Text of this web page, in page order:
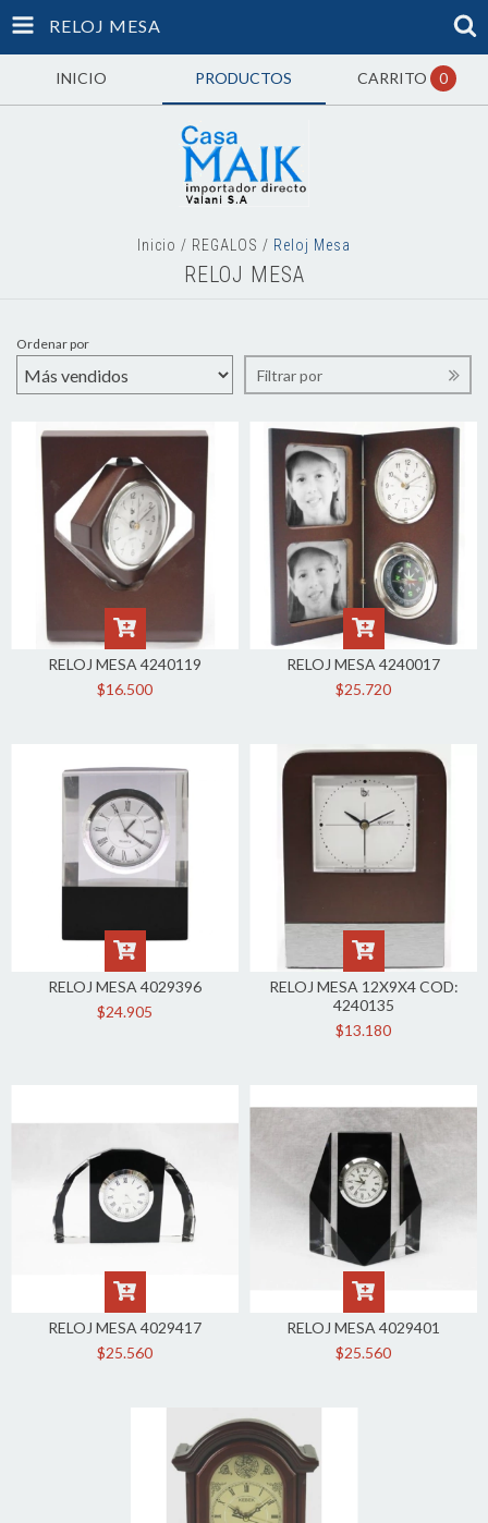
RELOJ MESA
INICIO PRODUCTOS CARRITO 0
Inicio / REGALOS / Reloj Mesa
RELOJ MESA
Ordenar por
Filtrar por
RELOJ MESA 4240119
$16.500
RELOJ MESA 4240017
$25.720
RELOJ MESA 4029396
$24.905
RELOJ MESA 12X9X4 COD:
4240135
$13.180
RELOJ MESA 4029417
$25.560
RELOJ MESA 4029401
$25.560